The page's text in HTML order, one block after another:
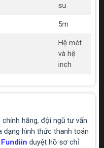
su
5m
Hệ mét
và hệ
inch
hãng, đội ngũ tư vấn
dạng hình thức thanh toán
duyệt hồ sơ chỉ